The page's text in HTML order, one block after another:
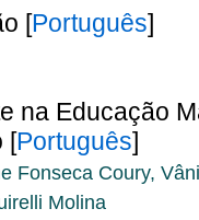
[Português]
na Educação
[Português]
Fonseca Coury,
Molina